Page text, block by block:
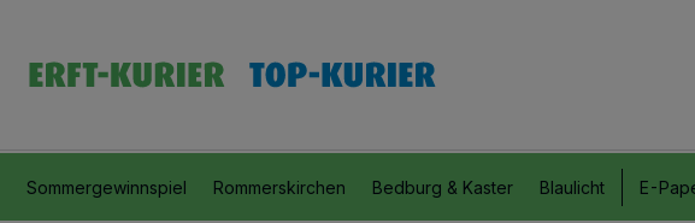
Sommergewinnspiel Rommerskirchen Bedburg & Kaster Blaulicht E-